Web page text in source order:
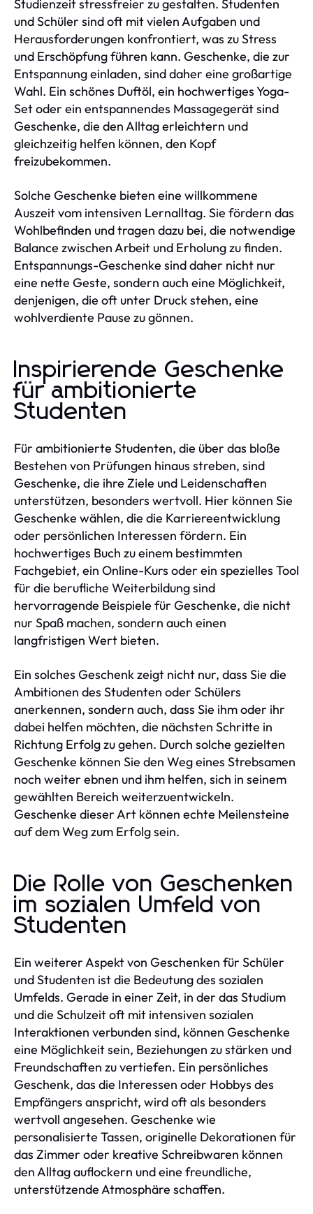
Studienzeit stressfreier zu gestalten. Studenten
und Schüler sind oft mit vielen Aufgaben und
Herausforderungen konfrontiert, was zu Stress
und Erschöpfung führen kann. Geschenke, die zur
Entspannung einladen, sind daher eine großartige
Wahl. Ein schönes Duftöl, ein hochwertiges Yoga-
Set oder ein entspannendes Massagegerät sind
Geschenke, die den Alltag erleichtern und
gleichzeitig helfen können, den Kopf
freizubekommen.
Solche Geschenke bieten eine willkommene
Auszeit vom intensiven Lernalltag. Sie fördern das
Wohlbefinden und tragen dazu bei, die notwendige
Balance zwischen Arbeit und Erholung zu finden.
Entspannungs-Geschenke sind daher nicht nur
eine nette Geste, sondern auch eine Möglichkeit,
denjenigen, die oft unter Druck stehen, eine
wohlverdiente Pause zu gönnen.
Inspirierende Geschenke
für ambitionierte
Studenten
Für ambitionierte Studenten, die über das bloße
Bestehen von Prüfungen hinaus streben, sind
Geschenke, die ihre Ziele und Leidenschaften
unterstützen, besonders wertvoll. Hier können Sie
Geschenke wählen, die die Karriereentwicklung
oder persönlichen Interessen fördern. Ein
hochwertiges Buch zu einem bestimmten
Fachgebiet, ein Online-Kurs oder ein spezielles Tool
für die berufliche Weiterbildung sind
hervorragende Beispiele für Geschenke, die nicht
nur Spaß machen, sondern auch einen
langfristigen Wert bieten.
Ein solches Geschenk zeigt nicht nur, dass Sie die
Ambitionen des Studenten oder Schülers
anerkennen, sondern auch, dass Sie ihm oder ihr
dabei helfen möchten, die nächsten Schritte in
Richtung Erfolg zu gehen. Durch solche gezielten
Geschenke können Sie den Weg eines Strebsamen
noch weiter ebnen und ihm helfen, sich in seinem
gewählten Bereich weiterzuentwickeln.
Geschenke dieser Art können echte Meilensteine
auf dem Weg zum Erfolg sein.
Die Rolle von Geschenken
im sozialen Umfeld von
Studenten
Ein weiterer Aspekt von Geschenken für Schüler
und Studenten ist die Bedeutung des sozialen
Umfelds. Gerade in einer Zeit, in der das Studium
und die Schulzeit oft mit intensiven sozialen
Interaktionen verbunden sind, können Geschenke
eine Möglichkeit sein, Beziehungen zu stärken und
Freundschaften zu vertiefen. Ein persönliches
Geschenk, das die Interessen oder Hobbys des
Empfängers anspricht, wird oft als besonders
wertvoll angesehen. Geschenke wie
personalisierte Tassen, originelle Dekorationen für
das Zimmer oder kreative Schreibwaren können
den Alltag auflockern und eine freundliche,
unterstützende Atmosphäre schaffen.